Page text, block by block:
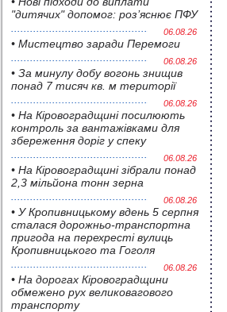
"дитячих" допомог: роз’яснює ПФУ
06.08.26
• Мистецтво заради Перемоги
06.08.26
• За минулу добу вогонь знищив
понад 7 тисяч кв. м території
06.08.26
• На Кіровоградщині посилюють
контроль за вантажівками для
збереження доріг у спеку
06.08.26
• На Кіровоградщині зібрали понад
2,3 мільйона тонн зерна
06.08.26
• У Кропивницькому вдень 5 серпня
сталася дорожньо-транспортна
пригода на перехресті вулиць
Кропивницького та Гоголя
06.08.26
• На дорогах Кіровоградщини
обмежено рух великовагового
транспорту